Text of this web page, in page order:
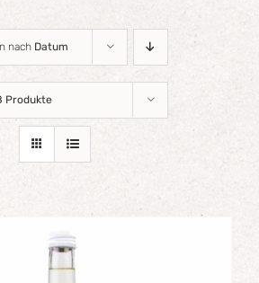
nach Datum
Produkte